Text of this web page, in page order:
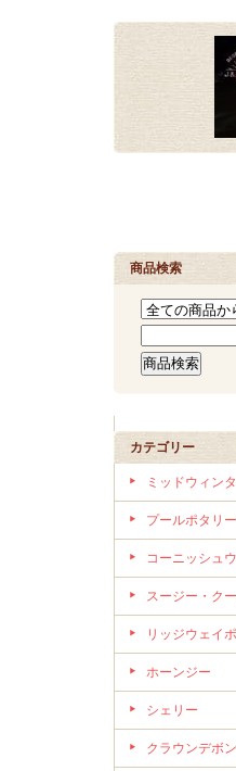
商品検索
カテゴリー
ミッドウィン
プールポタリー
コーニッシュ
スージー・ク
リッジウェイ
ホーンジー
シェリー
クラウンデボン